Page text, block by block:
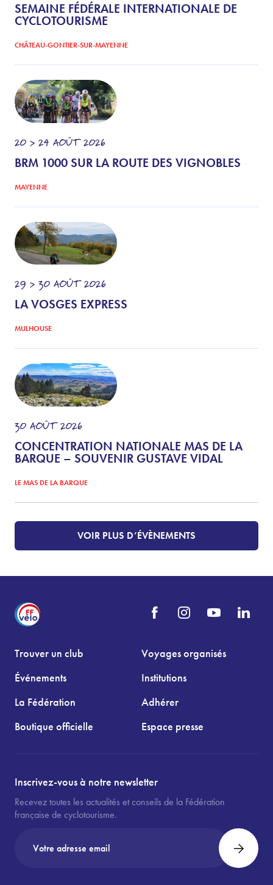
SEMAINE FÉDÉRALE INTERNATIONALE DE
CYCLOTOURISME
CHÂTEAU-GONTIER-SUR-MAYENNE
20 > 24 AOÛT 2026
BRM 1000 SUR LA ROUTE DES VIGNOBLES
MAYENNE
29 > 30 AOÛT 2026
LA VOSGES EXPRESS
MULHOUSE
30 AOÛT 2026
CONCENTRATION NATIONALE MAS DE LA
BARQUE – SOUVENIR GUSTAVE VIDAL
LE MAS DE LA BARQUE
VOIR PLUS D’ÉVÈNEMENTS
Trouver un club
Voyages organisés
Événements
Institutions
La Fédération
Adhérer
Boutique officielle
Espace presse
Inscrivez-vous à notre newsletter
Recevez toutes les actualités et conseils de la Fédération
française de cyclotourisme.